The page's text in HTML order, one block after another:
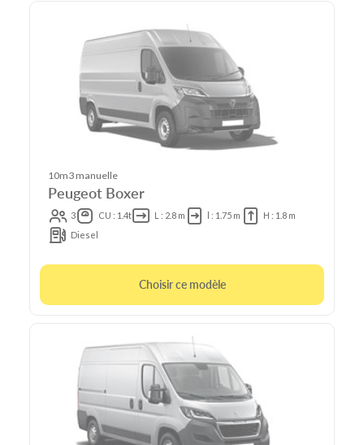
10m3 manuelle
Peugeot Boxer
3 CU : 1.4t L : 2.8 m l : 1.75 m
H : 1.8 m
Diesel
Choisir ce modèle